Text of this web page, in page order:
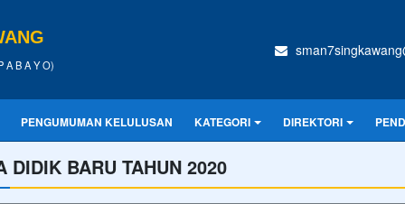
A B A Y O)
PENGUMUMAN KELULUSAN KATEGORI DIREKTORI
DIDIK BARU TAHUN 2020